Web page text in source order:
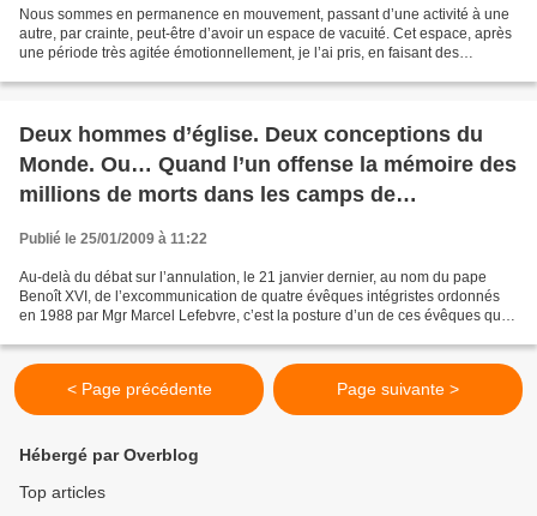
Nous sommes en permanence en mouvement, passant d’une activité à une
autre, par crainte, peut-être d’avoir un espace de vacuité. Cet espace, après
une période très agitée émotionnellement, je l’ai pris, en faisant des
Deux hommes d’église. Deux conceptions du
Monde. Ou… Quand l’un offense la mémoire des
millions de morts dans les camps de
concentration nazis, l’autre élève et illumine…
Publié le 25/01/2009 à 11:22
Au-delà du débat sur l’annulation, le 21 janvier dernier, au nom du pape
Benoît XVI, de l’excommunication de quatre évêques intégristes ordonnés
en 1988 par Mgr Marcel Lefebvre, c’est la posture d’un de ces évêques qui
< Page précédente Page suivante >
Hébergé par Overblog
Top articles